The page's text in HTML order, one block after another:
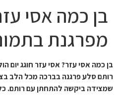
סלע פרגנה בברכה מכל הלב
ביקשה להתחתן עם רותם. כל